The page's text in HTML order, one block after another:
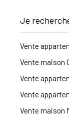
Je
Vente
Vente maison
Vente
Vente
Vente maison